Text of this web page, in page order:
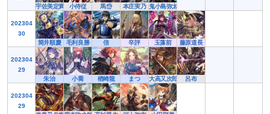
宇佐美定満
小侍従 馬岱 本庄実乃 鬼小島弥太郎
202304
30
筒井順慶
毛利良勝 信 辛評 玉藻前 藤原道長
202304
29
朱治
小喬 楢崎龍 まつ 大高又次郎 呂布
202304
29